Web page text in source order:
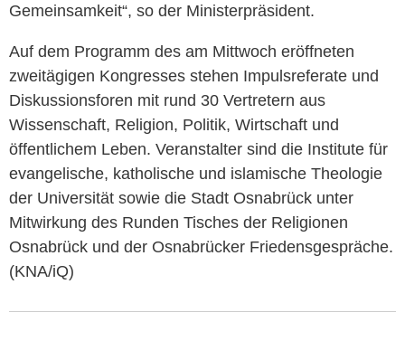
Gemeinsamkeit“, so der Ministerpräsident.
Auf dem Programm des am Mittwoch eröffneten
zweitägigen Kongresses stehen Impulsreferate und
Diskussionsforen mit rund 30 Vertretern aus
Wissenschaft, Religion, Politik, Wirtschaft und
öffentlichem Leben. Veranstalter sind die Institute für
evangelische, katholische und islamische Theologie
der Universität sowie die Stadt Osnabrück unter
Mitwirkung des Runden Tisches der Religionen
Osnabrück und der Osnabrücker Friedensgespräche.
(KNA/iQ)